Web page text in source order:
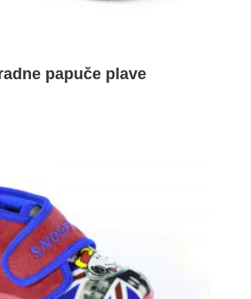
papuče plave